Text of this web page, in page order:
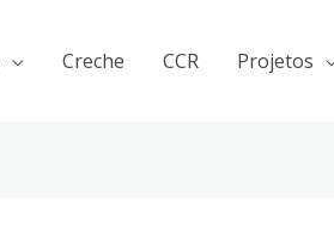
Creche CCR Projetos